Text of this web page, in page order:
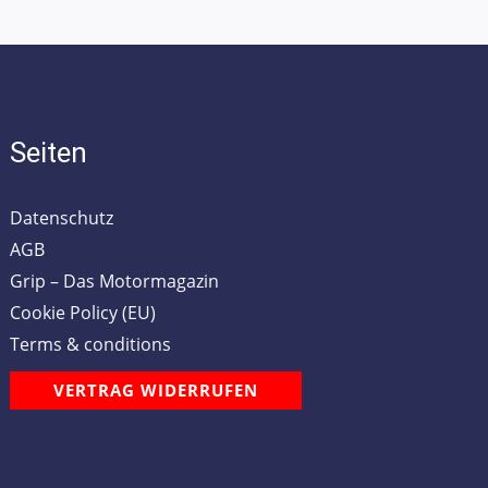
Seiten
Datenschutz
AGB
Grip – Das Motormagazin
Cookie Policy (EU)
Terms & conditions
VERTRAG WIDERRUFEN